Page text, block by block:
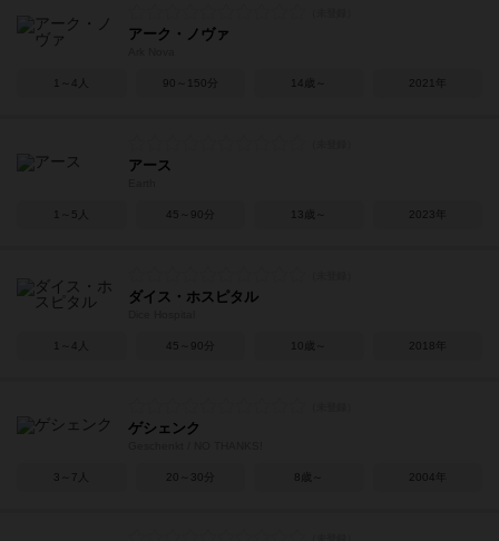
アーク・ノヴァ
1～4人 90～150分 14歳～ 2021年
アース
1～5人 45～90分 13歳～ 2023年
ダイス・ホスピタル
1～4人 45～90分 10歳～ 2018年
ゲシェンク
3～7人 20～30分 8歳～ 2004年